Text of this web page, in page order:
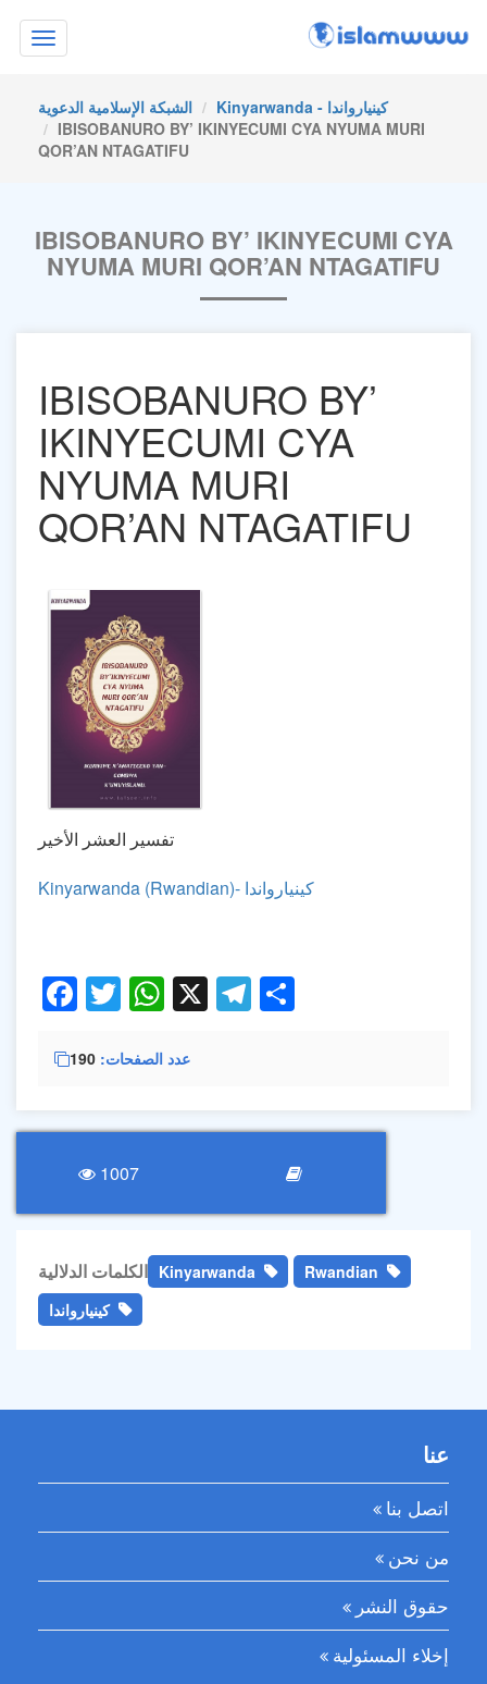
Toggle
navigation
الشبكة الإسلامية الدعوية
Kinyarwanda - كينيارواندا
IBISOBANURO BY’ IKINYECUMI CYA NYUMA MURI
QOR’AN NTAGATIFU
IBISOBANURO BY’ IKINYECUMI CYA
NYUMA MURI QOR’AN NTAGATIFU
IBISOBANURO BY’
IKINYECUMI CYA
NYUMA MURI
QOR’AN NTAGATIFU
تفسير العشر الأخير
Kinyarwanda (Rwandian)- كينيارواندا
Facebook
Twitter
WhatsApp
X Telegram
عدد الصفحات 190
1007
الكلمات الدلالية Kinyarwanda
Rwandian
كينيارواندا
عنا
اتصل بنا
من نحن
حقوق النشر
إخلاء المسئولية